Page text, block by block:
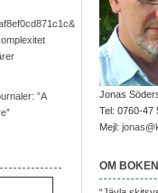
”A
Jonas
Tel: 0760-47
Mejl:
OM BOKEN